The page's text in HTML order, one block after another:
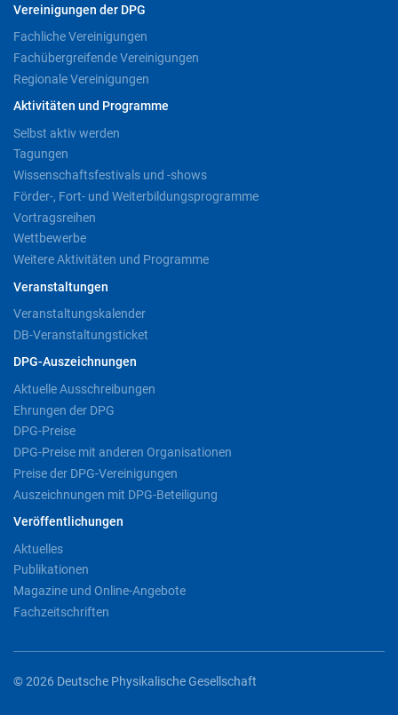
Vereinigungen der DPG
Fachliche Vereinigungen
Fachübergreifende Vereinigungen
Regionale Vereinigungen
Aktivitäten und Programme
Selbst aktiv werden
Tagungen
Wissenschaftsfestivals und -shows
Förder-, Fort- und Weiterbildungsprogramme
Vortragsreihen
Wettbewerbe
Weitere Aktivitäten und Programme
Veranstaltungen
Veranstaltungskalender
DB-Veranstaltungsticket
DPG-Auszeichnungen
Aktuelle Ausschreibungen
Ehrungen der DPG
DPG-Preise
DPG-Preise mit anderen Organisationen
Preise der DPG-Vereinigungen
Auszeichnungen mit DPG-Beteiligung
Veröffentlichungen
Aktuelles
Publikationen
Magazine und Online-Angebote
Fachzeitschriften
© 2026 Deutsche Physikalische Gesellschaft